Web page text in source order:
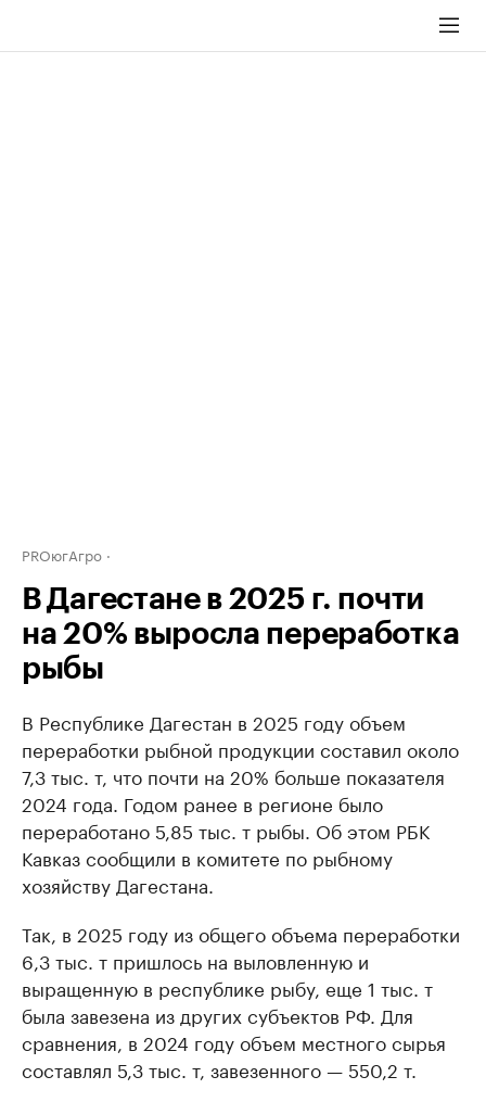
PROюгАгро
В Дагестане в 2025 г. почти
на 20% выросла переработка
рыбы
В Республике Дагестан в 2025 году объем
переработки рыбной продукции составил около
7,3 тыс. т, что почти на 20% больше показателя
2024 года. Годом ранее в регионе было
переработано 5,85 тыс. т рыбы. Об этом РБК
Кавказ сообщили в комитете по рыбному
хозяйству Дагестана.
Так, в 2025 году из общего объема переработки
6,3 тыс. т пришлось на выловленную и
выращенную в республике рыбу, еще 1 тыс. т
была завезена из других субъектов РФ. Для
сравнения, в 2024 году объем местного сырья
составлял 5,3 тыс. т, завезенного — 550,2 т.